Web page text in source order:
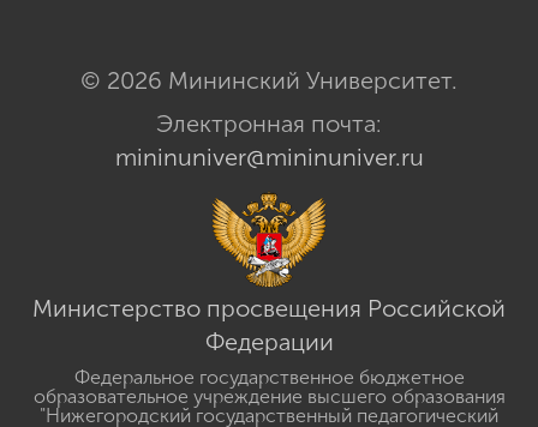
© 2026 Мининский Университет.
Электронная почта:
mininuniver@mininuniver.ru
Министерство просвещения Российской
Федерации
Федеральное государственное бюджетное
образовательное учреждение высшего образования
"Нижегородский государственный педагогический